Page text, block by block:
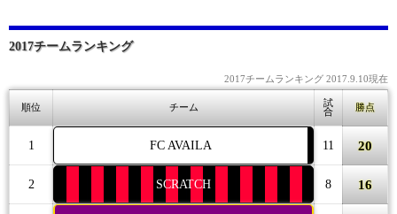
2017チームランキング
2017チームランキング 2017.9.10現在
順位 チーム
試
合
勝点
1 FC AVAILA 11 20
2 SCRATCH 8 16